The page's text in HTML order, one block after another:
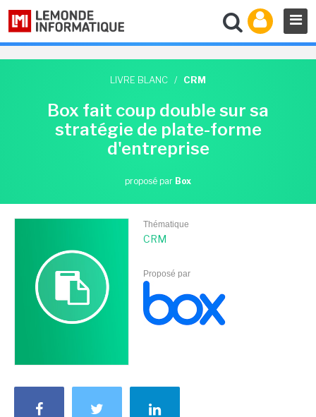
LIVRE BLANC / CRM
Box fait coup double sur sa
stratégie de plate-forme
d'entreprise
proposé par Box
Thématique
CRM
Proposé par